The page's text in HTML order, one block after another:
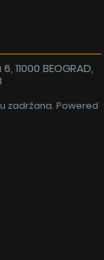
BEOGRAD,
zadržana. Powered